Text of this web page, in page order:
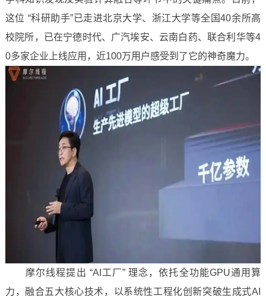
这位 “科研助手”已走进北京大学、浙江大学等全国40余所高
校院所，已在宁德时代、广汽埃安、云南白药、联合利华等4
0多家企业上线应用，近100万用户感受到了它的神奇魔力。
摩尔线程提出 “AI工厂” 理念，依托全功能GPU通用算
力，融合五大核心技术，以系统性工程化创新突破生成式AI